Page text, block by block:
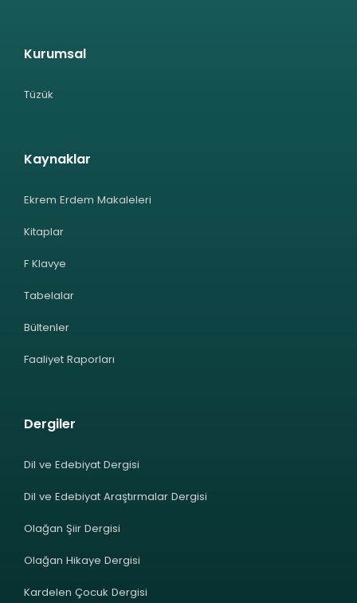
Kurumsal
Tüzük
Kaynaklar
Ekrem Erdem Makaleleri
Kitaplar
F Klavye
Tabelalar
Bültenler
Faaliyet Raporları
Dergiler
Dil ve Edebiyat Dergisi
Dil ve Edebiyat Araştırmalar Dergisi
Olağan Şiir Dergisi
Olağan Hikaye Dergisi
Kardelen Çocuk Dergisi